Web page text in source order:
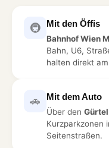
🚇 Mit den Öffis
Bahnhof Wien
Bahn, U6,
halten direkt
🚗 Mit dem Auto
Über den Gürtel
Kurzparkzonen
Seitenstraßen.